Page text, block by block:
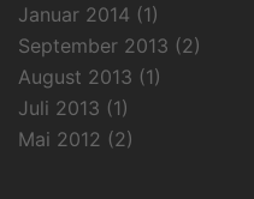
Januar 2014 (1)
September 2013 (2)
August 2013 (1)
Juli 2013 (1)
Mai 2012 (2)